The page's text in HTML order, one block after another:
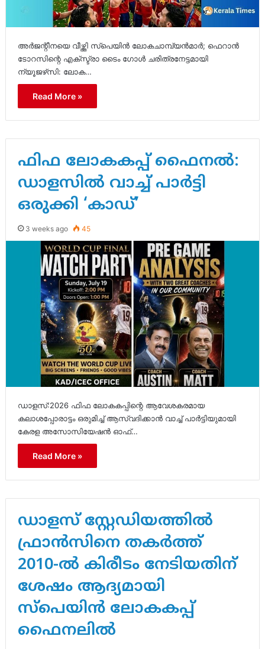
അർജന്റീനയെ വീഴ്ത്തി സ്പെയിൻ ലോകചാമ്പ്യൻമാർ; ഫെറാൻ
ടോറസിന്റെ എക്സ്ട്രാ ടൈം ഗോൾ ചരിത്രനേട്ടമായി
ന്യൂജഴ്‌സി: ലോക…
Read More »
ഫിഫ ലോകകപ്പ് ഫൈനൽ:
ഡാളസിൽ വാച്ച് പാർട്ടി
ഒരുക്കി ‘കാഡ്’
3 weeks ago 45
ഡാളസ്:2026 ഫിഫ ലോകകപ്പിന്റെ ആവേശകരമായ
കലാശപ്പോരാട്ടം ഒരുമിച്ച് ആസ്വദിക്കാൻ വാച്ച് പാർട്ടിയുമായി
കേരള അസോസിയേഷൻ ഓഫ്…
Read More »
ഡാളസ് സ്റ്റേഡിയത്തിൽ
ഫ്രാൻസിനെ തകർത്ത്
2010-ൽ കിരീടം നേടിയതിന്
ശേഷം ആദ്യമായി
സ്പെയിൻ ലോകകപ്പ്
ഫൈനലിൽ